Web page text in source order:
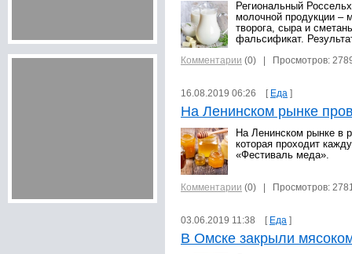
Региональный
молочной продукции –
творога, сыра и
фальсификат.
Комментарии (0) | Просмотров:
16.08.2019 06:26 [ Еда ]
На Ленинском рынке
На Ленинском рынке в
которая проходит
«Фестиваль меда».
Комментарии (0) | Просмотров:
03.06.2019 11:38 [ Еда ]
В Омске закрыли